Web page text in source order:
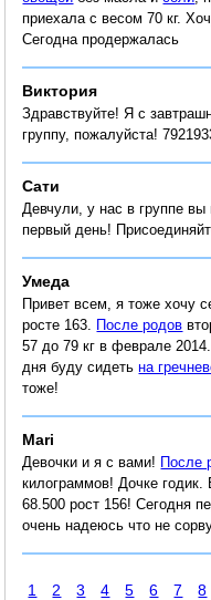
приехала с весом 70 кг.
Сегодна продержалась
Виктория
Здравствуйте! Я с
группу, пожалуйста!
Сати
Девчули, у нас в группе
первый день!
Умеда
Привет всем, я тоже хочу
росте 163.
После родов
57 до 79 кг в феврале
дня буду сидетьна
тоже!
Mari
Девочки и я с вами! После
килограммов! Дочке
68.500 рост 156! Сегодня
очень надеюсь что не
1 2 3 4 5 6 7 8